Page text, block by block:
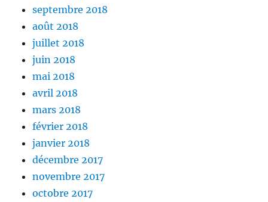
septembre 2018
août 2018
juillet 2018
juin 2018
mai 2018
avril 2018
mars 2018
février 2018
janvier 2018
décembre 2017
novembre 2017
octobre 2017